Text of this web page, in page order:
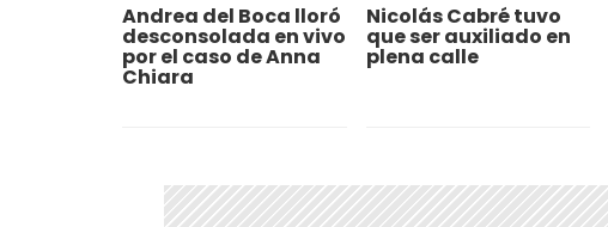
Andrea del Boca lloró
desconsolada en vivo
por el caso de Anna
Chiara
Nicolás Cabré tuvo
que ser auxiliado en
plena calle